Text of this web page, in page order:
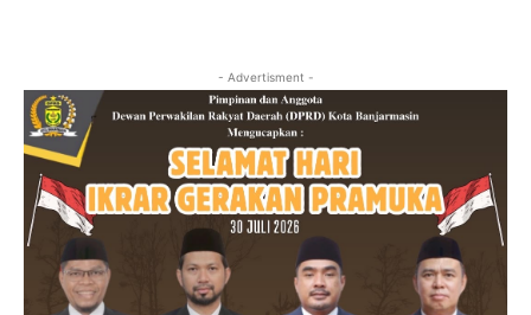
- Advertisment -